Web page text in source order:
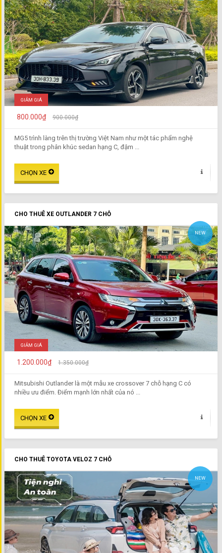
GIẢM GIÁ
800.000₫ 900.000₫
MG5 trình làng trên thị trường Việt Nam như một tác phẩm nghệ
thuật trong phân khúc sedan hạng C, đậm ...
CHO THUÊ XE OUTLANDER 7 CHỖ
NEW
GIẢM GIÁ
1.200.000₫ 1.350.000₫
Mitsubishi Outlander là một mẫu xe crossover 7 chỗ hạng C có
nhiều ưu điểm. Điểm mạnh lớn nhất của nó ...
CHO THUÊ TOYOTA VELOZ 7 CHỖ
NEW